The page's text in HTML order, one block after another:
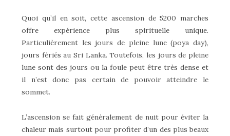
Quoi qu’il en soit, cette ascension de 5200 marches
offre expérience plus spirituelle unique.
Particulièrement les jours de pleine lune (poya day),
jours fériés au Sri Lanka. Toutefois, les jours de pleine
lune sont des jours ou la foule peut être très dense et
il n’est donc pas certain de pouvoir atteindre le
sommet.
L’ascension se fait généralement de nuit pour éviter la
chaleur mais surtout pour profiter d’un des plus beaux